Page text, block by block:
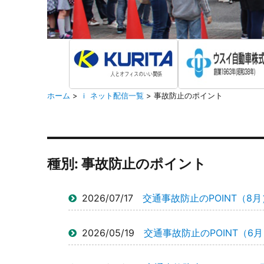
ホーム > ｉ ネット配信一覧 >事故防止のポイント
種別:事故防止のポイント
2026/07/17 交通事故防止のPOINT（8月
2026/05/19 交通事故防止のPOINT（6